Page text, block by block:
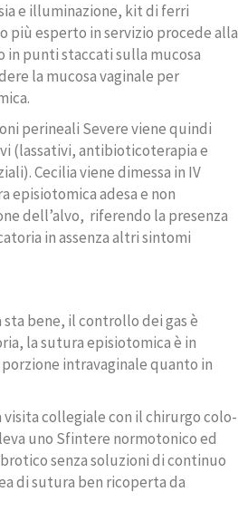
e illuminazione, kit di ferri
esperto in servizio procede alla
in punti staccati sulla mucosa
la mucosa vaginale per
perineali Severe viene quindi
(lassativi, antibioticoterapia e
Cecilia viene dimessa in IV
episiotomica adesa e non
dell’alvo, riferendo la presenza
in assenza altri sintomi
bene, il controllo dei gas è
la sutura episiotomica è in
intravaginale quanto in
visita collegiale con il chirurgo colo-
uno Sfintere normotonico ed
senza soluzioni di continuo
di sutura ben ricoperta da